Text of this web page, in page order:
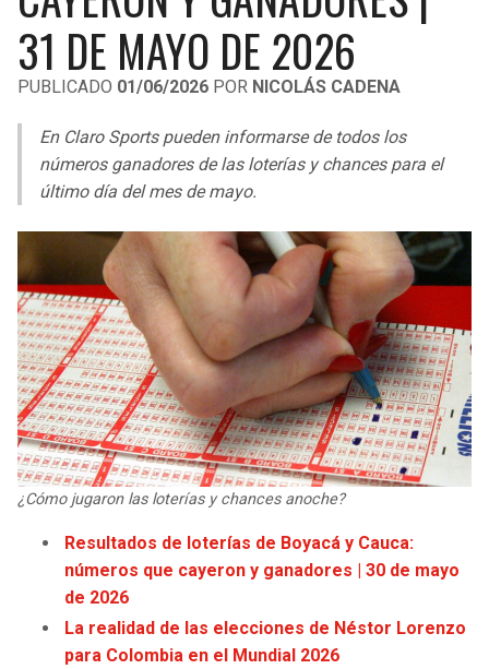
LIGA DE EXPANSIÓN MX
LEAGUES CUP
UEFA EUROPA LEAGUE
UEFA CONFERENCE LEAGUE
COPA LIBERTADORES
COPA SUDAMERICANA
LIGA BETPLAY
OTRAS LIGAS
RAIDERS
RAVENS
BROWNS
STEELERS
TEXANS
COLTS
JAGUARS
TITANS
COWBOYS
CAVALIERS
PACERS
HAWKS
HORNETS
HEAT
MAGIC
WIZARDS
WARRIORS
CLIPPERS
31 DE MAYO DE 2026
PUBLICADO 01/06/2026 POR NICOLÁS CADENA
En Claro Sports pueden informarse de todos los
números ganadores de las loterías y chances para el
último día del mes de mayo.
¿Cómo jugaron las loterías y chances anoche?
Resultados de loterías de Boyacá y Cauca:
números que cayeron y ganadores | 30 de mayo
de 2026
La realidad de las elecciones de Néstor Lorenzo
para Colombia en el Mundial 2026